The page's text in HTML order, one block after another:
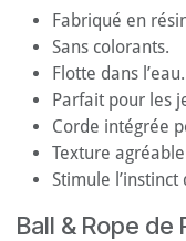
Fabriqué en
Sans colorants.
Flotte dans l’eau.
Parfait pour les
Corde intégrée
Texture
Stimule l’instinct
Ball & Rope de